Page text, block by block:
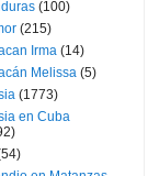
(100)
(215)
Irma (14)
Melissa (5)
(1773)
en Cuba